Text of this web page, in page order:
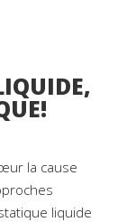
la cause
liquide